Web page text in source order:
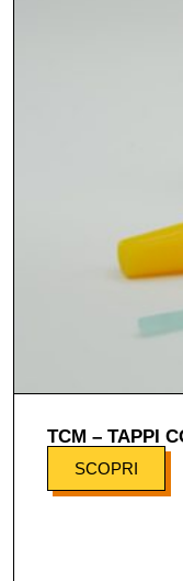
TCM – TAPPI
SCOPRI